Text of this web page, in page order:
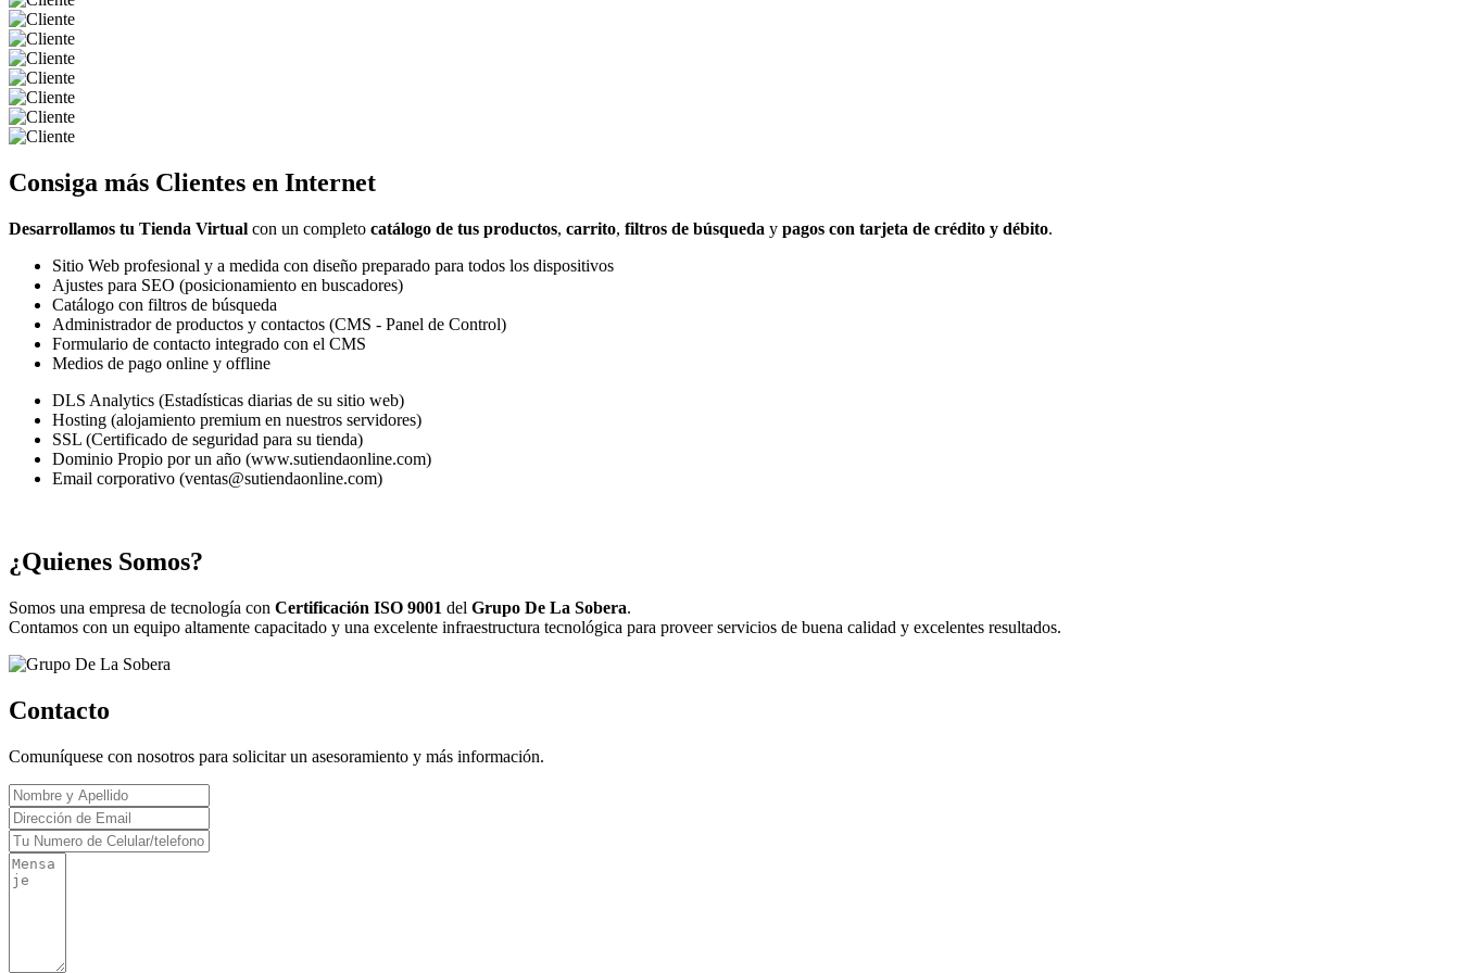
Consiga más Clientes en Internet
Desarrollamos tu Tienda Virtual con un completo catálogo de tus productos, carrito, filtros de búsqueda y pagos con tarjeta de crédito y débito.
Sitio Web profesional y a medida con diseño preparado para todos los dispositivos
Ajustes para SEO (posicionamiento en buscadores)
Catálogo con filtros de búsqueda
Administrador de productos y contactos (CMS - Panel de Control)
Formulario de contacto integrado con el CMS
Medios de pago online y offline
DLS Analytics (Estadísticas diarias de su sitio web)
Hosting (alojamiento premium en nuestros servidores)
SSL (Certificado de seguridad para su tienda)
Dominio Propio por un año (www.sutiendaonline.com)
Email corporativo (ventas@sutiendaonline.com)
¿Quienes Somos?
Somos una empresa de tecnología con Certificación ISO 9001 del Grupo De La Sobera.
Contamos con un equipo altamente capacitado y una excelente infraestructura tecnológica para proveer servicios de buena calidad y excelentes resultados.
Contacto
Comuníquese con nosotros para solicitar un asesoramiento y más información.